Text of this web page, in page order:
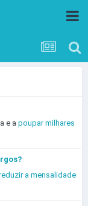
e a poupar milhares
a mensalidade